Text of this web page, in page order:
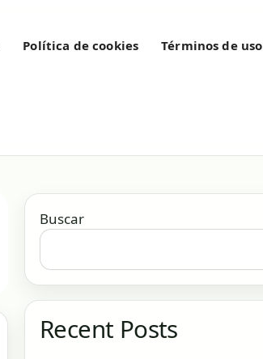
Política de cookies Términos de uso
Buscar
Recent Posts